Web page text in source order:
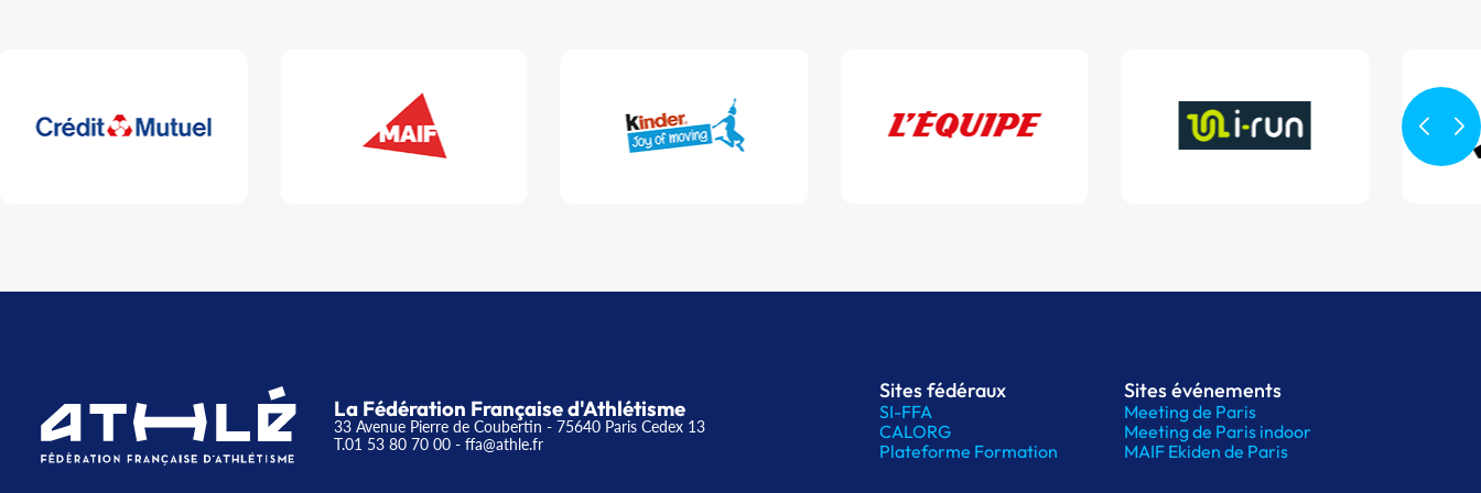
La Fédération Française d'Athlétisme
33 Avenue Pierre de Coubertin - 75640 Paris Cedex 13
T.01 53 80 70 00 - ffa@athle.fr
Sites fédéraux
SI-FFA
CALORG
Plateforme Formation
Sites événements
Meeting de Paris
Meeting de Paris indoor
MAIF Ekiden de Paris